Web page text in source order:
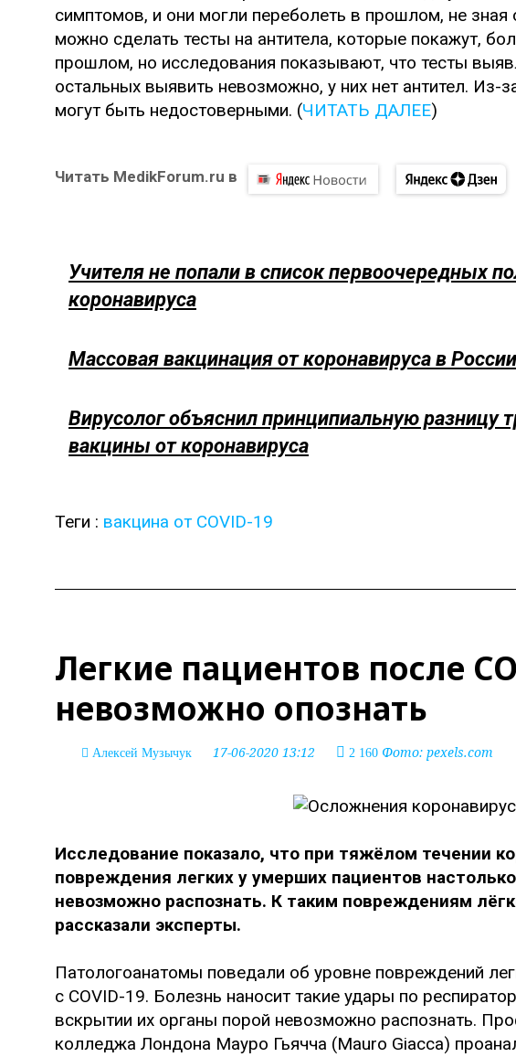
симптомов, и они могли переболеть в прошлом, не зная
можно сделать тесты на антитела, которые покажут,
прошлом, но исследования показывают, что тесты
остальных выявить невозможно, у них нет антител. Из-
могут быть недостоверными. (ЧИТАТЬ ДАЛЕЕ)
Читать MedikForum.ru в
Учителя не попали в список первоочередных
коронавируса
Массовая вакцинация от коронавируса в
Вирусолог объяснил принципиальную разницу
вакцины от коронавируса
Теги : вакцина от COVID-19
Легкие пациентов после
невозможно опознать
Алексей Музычук 17-06-2020 13:12 2 160 Фото: pexels.com
Исследование показало, что при тяжёлом течении
повреждения легких у умерших пациентов
невозможно распознать. К таким повреждениям
рассказали эксперты.
Патологоанатомы поведали об уровне повреждений
с COVID-19. Болезнь наносит такие удары по
вскрытии их органы порой невозможно распознать.
колледжа Лондона Мауро Гьячча (Mauro Giacca)